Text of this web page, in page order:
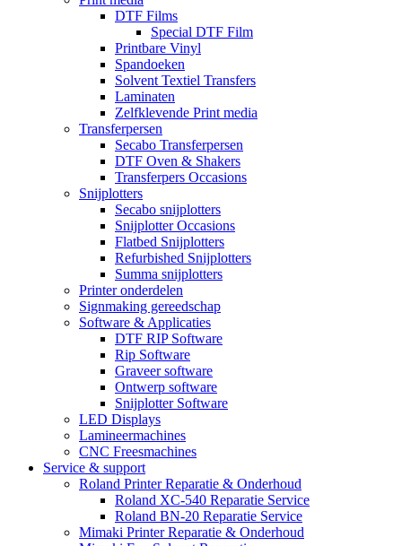
DTF Films
Special DTF Film
Printbare Vinyl
Spandoeken
Solvent Textiel Transfers
Laminaten
Zelfklevende Print media
Transferpersen
Secabo Transferpersen
DTF Oven & Shakers
Transferpers Occasions
Snijplotters
Secabo snijplotters
Snijplotter Occasions
Flatbed Snijplotters
Refurbished Snijplotters
Summa snijplotters
Printer onderdelen
Signmaking gereedschap
Software & Applicaties
DTF RIP Software
Rip Software
Graveer software
Ontwerp software
Snijplotter Software
LED Displays
Lamineermachines
CNC Freesmachines
Service & support
Roland Printer Reparatie & Onderhoud
Roland XC-540 Reparatie Service
Roland BN-20 Reparatie Service
Mimaki Printer Reparatie & Onderhoud